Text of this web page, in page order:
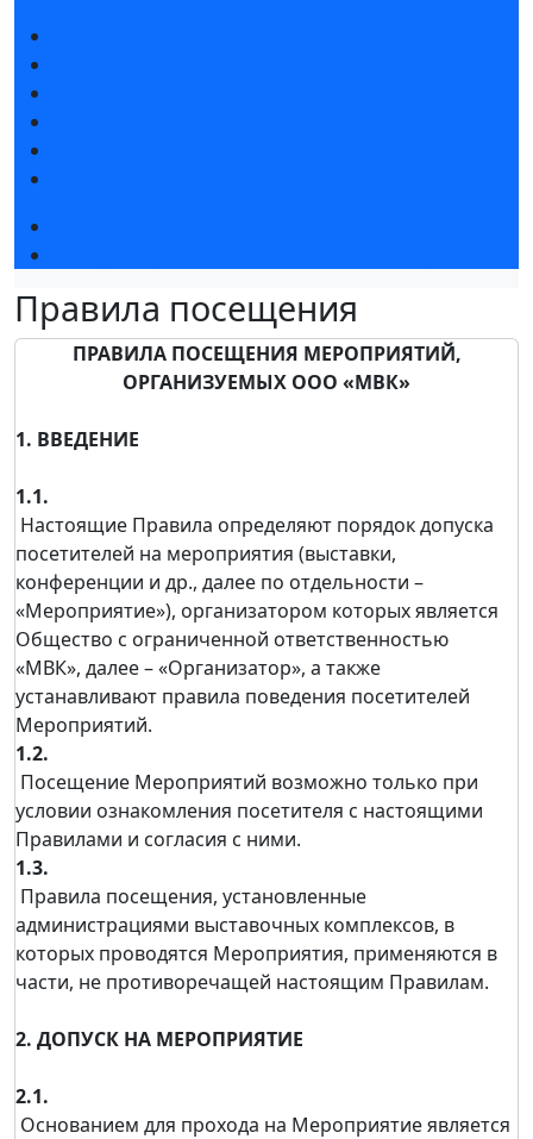
Правила посещения
ПРАВИЛА ПОСЕЩЕНИЯ МЕРОПРИЯТИЙ,
ОРГАНИЗУЕМЫХ ООО «МВК»
1. ВВЕДЕНИЕ
1.1.
Настоящие Правила определяют порядок допуска
посетителей на мероприятия (выставки,
конференции и др., далее по отдельности –
«Мероприятие»), организатором которых является
Общество с ограниченной ответственностью
«МВК», далее – «Организатор», а также
устанавливают правила поведения посетителей
Мероприятий.
1.2.
Посещение Мероприятий возможно только при
условии ознакомления посетителя с настоящими
Правилами и согласия с ними.
1.3.
Правила посещения, установленные
администрациями выставочных комплексов, в
которых проводятся Мероприятия, применяются в
части, не противоречащей настоящим Правилам.
2. ДОПУСК НА МЕРОПРИЯТИЕ
2.1.
Основанием для прохода на Мероприятие является